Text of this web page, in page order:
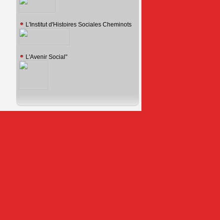
L'Institut d'Histoires Sociales Cheminots
L'Avenir Social"